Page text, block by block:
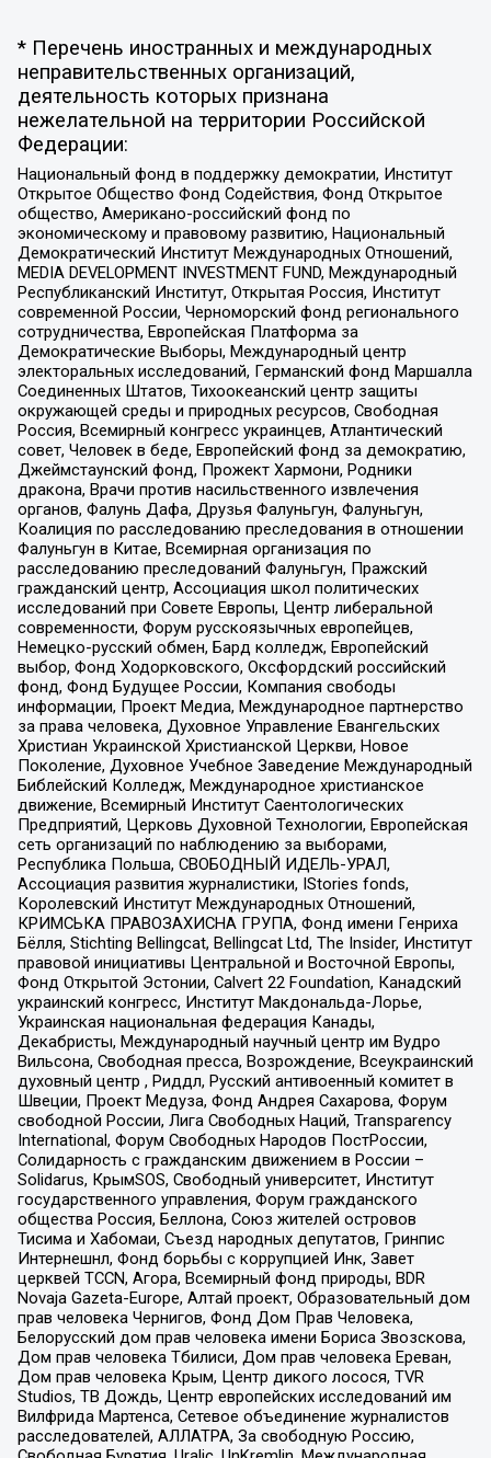
* Перечень иностранных и международных
неправительственных организаций,
деятельность которых признана
нежелательной на территории Российской
Федерации:
Национальный фонд в поддержку демократии, Институт
Открытое Общество Фонд Содействия, Фонд Открытое
общество, Американо-российский фонд по
экономическому и правовому развитию, Национальный
Демократический Институт Международных Отношений,
MEDIA DEVELOPMENT INVESTMENT FUND, Международный
Республиканский Институт, Открытая Россия, Институт
современной России, Черноморский фонд регионального
сотрудничества, Европейская Платформа за
Демократические Выборы, Международный центр
электоральных исследований, Германский фонд Маршалла
Соединенных Штатов, Тихоокеанский центр защиты
окружающей среды и природных ресурсов, Свободная
Россия, Всемирный конгресс украинцев, Атлантический
совет, Человек в беде, Европейский фонд за демократию,
Джеймстаунский фонд, Прожект Хармони, Родники
дракона, Врачи против насильственного извлечения
органов, Фалунь Дафа, Друзья Фалуньгун, Фалуньгун,
Коалиция по расследованию преследования в отношении
Фалуньгун в Китае, Всемирная организация по
расследованию преследований Фалуньгун, Пражский
гражданский центр, Ассоциация школ политических
исследований при Совете Европы, Центр либеральной
современности, Форум русскоязычных европейцев,
Немецко-русский обмен, Бард колледж, Европейский
выбор, Фонд Ходорковского, Оксфордский российский
фонд, Фонд Будущее России, Компания свободы
информации, Проект Медиа, Международное партнерство
за права человека, Духовное Управление Евангельских
Христиан Украинской Христианской Церкви, Новое
Поколение, Духовное Учебное Заведение Международный
Библейский Колледж, Международное христианское
движение, Всемирный Институт Саентологических
Предприятий, Церковь Духовной Технологии, Европейская
сеть организаций по наблюдению за выборами,
Республика Польша, СВОБОДНЫЙ ИДЕЛЬ-УРАЛ,
Ассоциация развития журналистики, IStories fonds,
Королевский Институт Международных Отношений,
КРИМСЬКА ПРАВОЗАХИСНА ГРУПА, Фонд имени Генриха
Бёлля, Stichting Bellingcat, Bellingcat Ltd, The Insider, Институт
правовой инициативы Центральной и Восточной Европы,
Фонд Открытой Эстонии, Calvert 22 Foundation, Канадский
украинский конгресс, Институт Макдональда-Лорье,
Украинская национальная федерация Канады,
Декабристы, Международный научный центр им Вудро
Вильсона, Свободная пресса, Возрождение, Всеукраинский
духовный центр , Риддл, Русский антивоенный комитет в
Швеции, Проект Медуза, Фонд Андрея Сахарова, Форум
свободной России, Лига Свободных Наций, Transparеncy
International, Форум Свободных Народов ПостРоссии,
Солидарность с гражданским движением в России –
Solidarus, КрымSOS, Свободный университет, Институт
государственного управления, Форум гражданского
общества Россия, Беллона, Союз жителей островов
Тисима и Хабомаи, Съезд народных депутатов, Гринпис
Интернешнл, Фонд борьбы с коррупцией Инк, Завет
церквей TCCN, Агора, Всемирный фонд природы, BDR
Novaja Gazeta-Europe, Алтай проект, Образовательный дом
прав человека Чернигов, Фонд Дом Прав Человека,
Белорусский дом прав человека имени Бориса Звозскова,
Дом прав человека Тбилиси, Дом прав человека Ереван,
Дом прав человека Крым, Центр дикого лосося, TVR
Studios, ТВ Дождь, Центр европейских исследований им
Вилфрида Мартенса, Сетевое объединение журналистов
расследователей, АЛЛАТРА, За свободную Россию,